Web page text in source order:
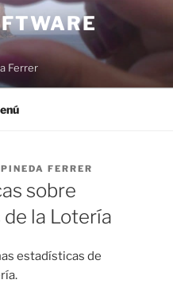
Ferrer
FERRER
sobre
la Lotería
estadísticas de